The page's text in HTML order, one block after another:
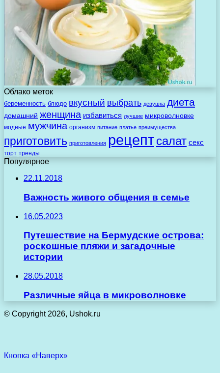
Облако меток
беременность блюдо вкусный выбрать девушка диета
домашний женщина избавиться лучшие микроволновке
модные мужчина организм питание платье преимущества
приготовить приготовления рецептсалат секс
торт тренды
Популярное
22.11.2018
Важность живого общения в семье
16.05.2023
Путешествие на Бермудские острова:
роскошные пляжи и загадочные
истории
28.05.2018
Различные яйца в микроволновке
© Copyright 2026, Ushok.ru
Кнопка «Наверх»